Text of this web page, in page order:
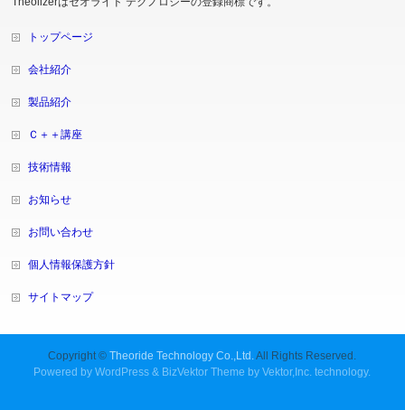
トップページ
会社紹介
製品紹介
Ｃ＋＋講座
技術情報
お知らせ
お問い合わせ
個人情報保護方針
サイトマップ
Copyright ©Theoride Technology Co.,Ltd.All Rights Reserved.
Powered byWordPress & BizVektor Theme byVektor,Inc. technology.